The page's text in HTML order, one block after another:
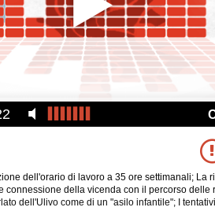
dell'orario di lavoro a 35 ore settimanali; La
connessione della vicenda con il percorso delle
dell'Ulivo come di un "asilo infantile"; I